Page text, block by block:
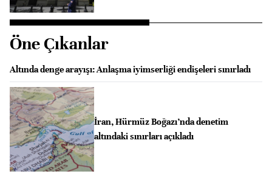
Öne Çıkanlar
Altında denge arayışı: Anlaşma iyimserliği endişeleri sınırladı
İran, Hürmüz Boğazı’nda denetim
altındaki sınırları açıkladı